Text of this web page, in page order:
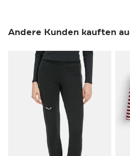
Andere Kunden kauften